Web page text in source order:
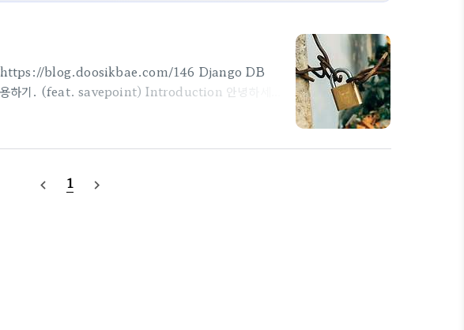
https://blog.doosikbae.com/146 Django DB
하기. (feat. savepoint) Introduction 안녕하세
랜잭션) 1편 - Request와 DB Transaction 묶
# O 추천하는 방법. try: with
navigate_before 1 navigate_next